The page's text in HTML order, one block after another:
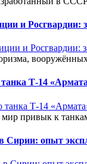
и Росгвардии:
танка Т-14
мир привык к
Сирии: опыт